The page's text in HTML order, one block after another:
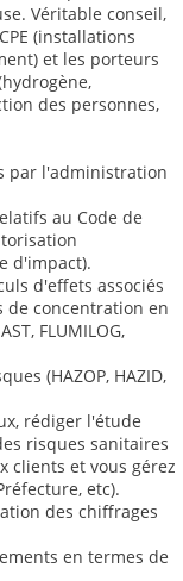
Véritable conseil,
(installations
et les porteurs
des personnes,
par l'administration
au Code de
d'impact).
d'effets associés
de concentration en
FLUMILOG,
(HAZOP, HAZID,
rédiger l'étude
risques sanitaires
clients et vous gérez
etc).
des chiffrages
en termes de